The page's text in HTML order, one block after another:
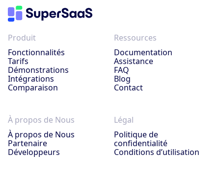
Produit
Fonctionnalités
Tarifs
Démonstrations
Intégrations
Comparaison
Ressources
Documentation
Assistance
FAQ
Blog
Contact
À propos de Nous
À propos de Nous
Partenaire
Développeurs
Légal
Politique de
confidentialité
Conditions d’utilisation